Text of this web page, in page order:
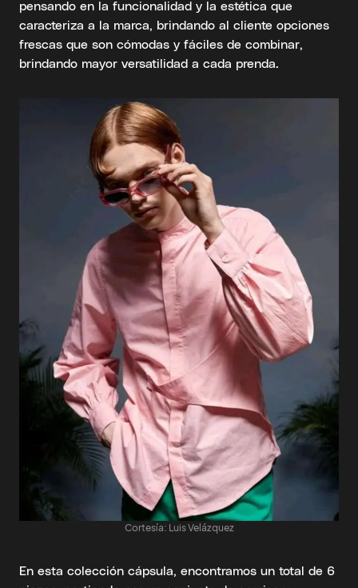
pensando en la funcionalidad y la estética que
caracteriza a la marca, brindando al cliente opciones
frescas que son cómodas y fáciles de combinar,
brindando mayor versatilidad a cada prenda.
Cortesía: Luis Velázquez
En esta colección cápsula, encontramos un total de 6